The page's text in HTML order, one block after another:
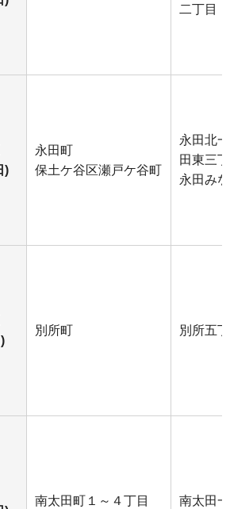
二丁目
)
永田町
保土ケ谷区瀬戸ケ谷町
永田北
田東三
永田み
別所町 別所五
南太田町１～４丁目 南太田